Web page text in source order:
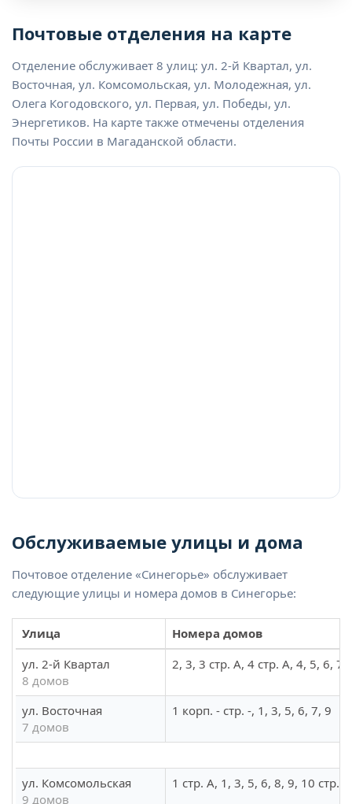
Почтовые отделения на карте
Отделение обслуживает 8 улиц: ул. 2-й Квартал, ул.
Восточная, ул. Комсомольская, ул. Молодежная, ул.
Олега Когодовского, ул. Первая, ул. Победы, ул.
Энергетиков. На карте также отмечены отделения
Почты России в Магаданской области.
Обслуживаемые улицы и дома
Почтовое отделение «Синегорье» обслуживает
следующие улицы и номера домов в Синегорье:
Улица
Номера домов
ул. 2-й Квартал
8 домов
2, 3, 3 стр. А, 4 стр. А, 4, 5, 6, 7
ул. Восточная
7 домов
1 корп. - стр. -, 1, 3, 5, 6, 7, 9
ул. Комсомольская
9 домов
1 стр. А, 1, 3, 5, 6, 8, 9, 10 стр.